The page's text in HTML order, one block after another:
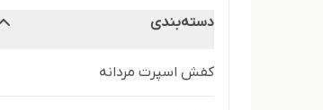
دسته‌بندی
کفش اسپرت مردانه